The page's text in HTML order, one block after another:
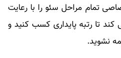
تمام مراحل سئو را با رعایت
تا رتبه پایداری کسب کنید و
نشوید.